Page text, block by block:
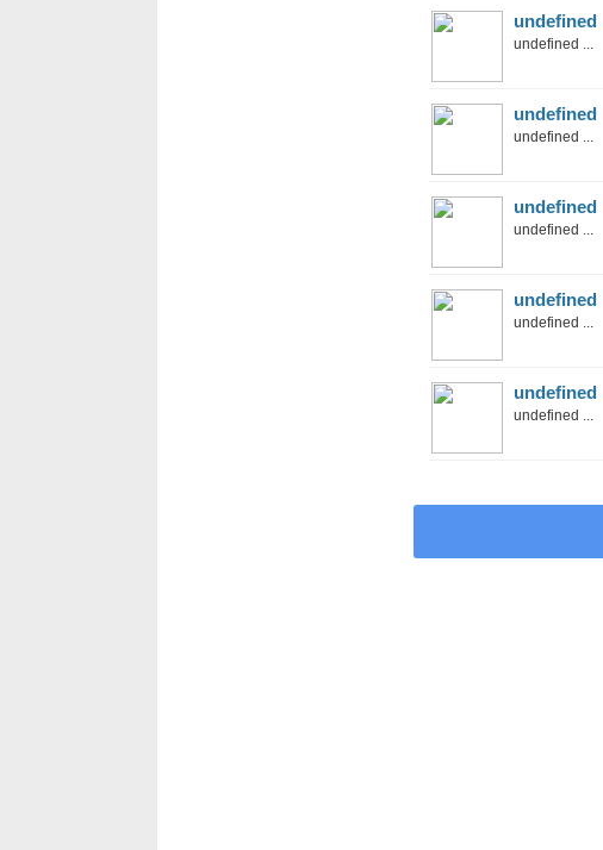
undefined
undefined ...
undefined
undefined ...
undefined
undefined ...
undefined
undefined ...
undefined
undefined ...